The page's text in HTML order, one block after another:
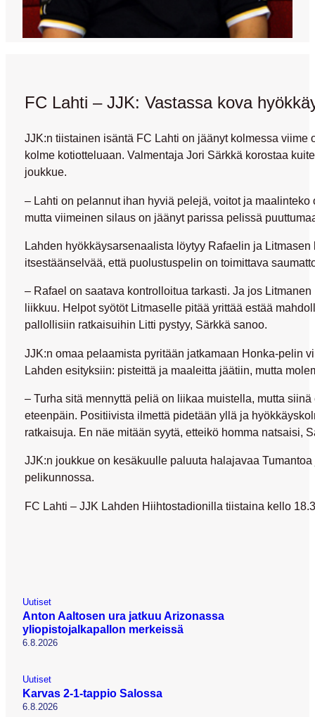
FC Lahti – JJK: Vastassa kova
JJK:n tiistainen isäntä FC Lahti on jäänyt kolmessa
kolme kotiotteluaan. Valmentaja Jori Särkkä korostaa
joukkue.
– Lahti on pelannut ihan hyviä pelejä, voitot ja
mutta viimeinen silaus on jäänyt parissa pelissä
Lahden hyökkäysarsenaalista löytyy Rafaelin ja
itsestäänselvää, että puolustuspelin on toimittava
– Rafael on saatava kontrolloitua tarkasti. Ja jos
liikkuu. Helpot syötöt Litmaselle pitää yrittää estää
pallollisiin ratkaisuihin Litti pystyy, Särkkä sanoo.
JJK:n omaa pelaamista pyritään jatkamaan Honka-pelin
Lahden esityksiin: pisteittä ja maaleitta jäätiin, mutta
– Turha sitä mennyttä peliä on liikaa muistella, mutta
eteenpäin. Positiivista ilmettä pidetään yllä ja
ratkaisuja. En näe mitään syytä, etteikö homma natsaisi,
JJK:n joukkue on kesäkuulle paluuta halajavaa
pelikunnossa.
FC Lahti – JJK Lahden Hiihtostadionilla tiistaina kello
Uutiset
Anton Aaltosen ura jatkuu Arizonassa
yliopistojalkapallon merkeissä
6.8.2026
Uutiset
Karvas 2-1-tappio Salossa
6.8.2026